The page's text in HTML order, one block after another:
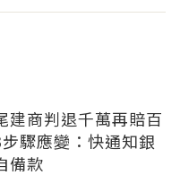
建商判退千萬再賠百
驟應變：快通知銀
備款